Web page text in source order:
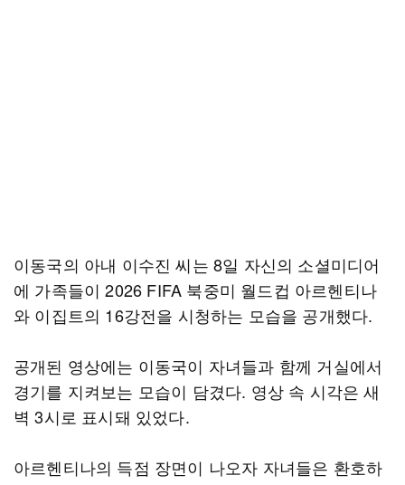
이동국의 아내 이수진 씨는 8일 자신의 소셜미디어
에 가족들이 2026 FIFA 북중미 월드컵 아르헨티나
와 이집트의 16강전을 시청하는 모습을 공개했다.
공개된 영상에는 이동국이 자녀들과 함께 거실에서
경기를 지켜보는 모습이 담겼다. 영상 속 시각은 새
벽 3시로 표시돼 있었다.
아르헨티나의 득점 장면이 나오자 자녀들은 환호하